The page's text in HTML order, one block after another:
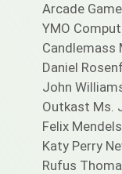
Arcade
YMO
Candlemass
Daniel
John
Outkast Ms.
Felix
Katy Perry
Rufus